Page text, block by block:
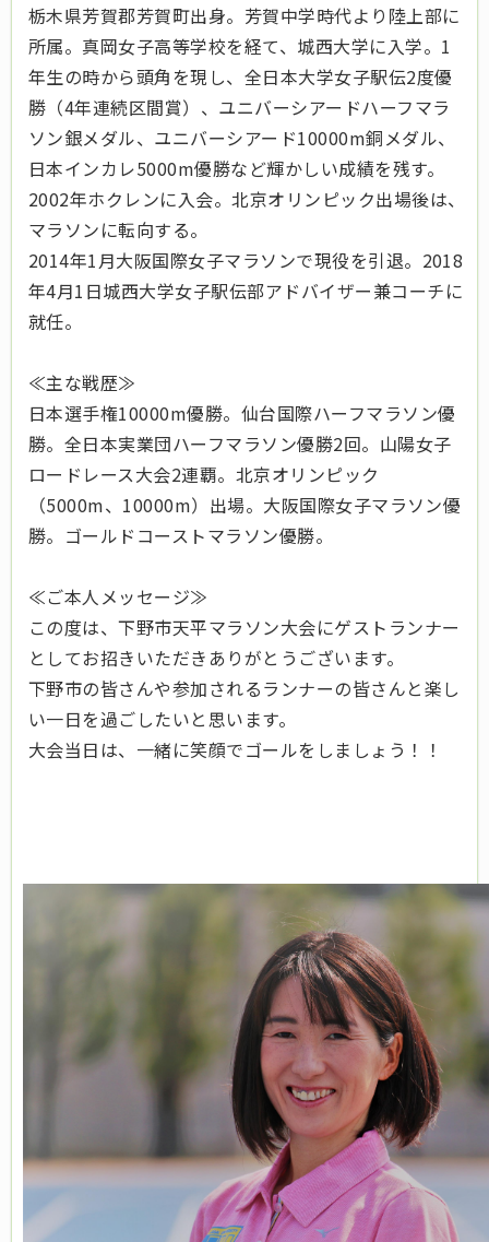
栃木県芳賀郡芳賀町出身。芳賀中学時代より陸上部に
所属。真岡女子高等学校を経て、城西大学に入学。1
年生の時から頭角を現し、全日本大学女子駅伝2度優
勝（4年連続区間賞）、ユニバーシアードハーフマラ
ソン銀メダル、ユニバーシアード10000m銅メダル、
日本インカレ5000m優勝など輝かしい成績を残す。
2002年ホクレンに入会。北京オリンピック出場後は、
マラソンに転向する。
2014年1月大阪国際女子マラソンで現役を引退。2018
年4月1日城西大学女子駅伝部アドバイザー兼コーチに
就任。
≪主な戦歴≫
日本選手権10000m優勝。仙台国際ハーフマラソン優
勝。全日本実業団ハーフマラソン優勝2回。山陽女子
ロードレース大会2連覇。北京オリンピック
（5000m、10000m）出場。大阪国際女子マラソン優
勝。ゴールドコーストマラソン優勝。
≪ご本人メッセージ≫
この度は、下野市天平マラソン大会にゲストランナー
としてお招きいただきありがとうございます。
下野市の皆さんや参加されるランナーの皆さんと楽し
い一日を過ごしたいと思います。
大会当日は、一緒に笑顔でゴールをしましょう！！